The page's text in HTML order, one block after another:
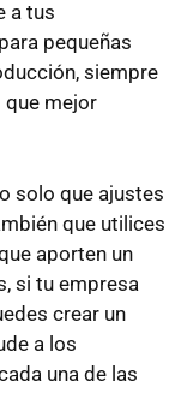
a tus
pequeñas
siempre
que mejor
solo que ajustes
que utilices
aporten un
si tu empresa
crear un
a los
una de las